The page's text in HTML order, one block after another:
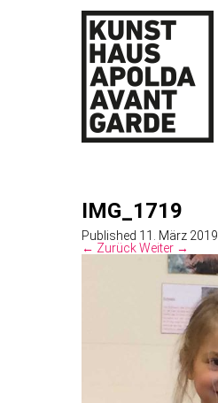
IMG_1719
Published 11. März 2019
← ZurückWeiter →